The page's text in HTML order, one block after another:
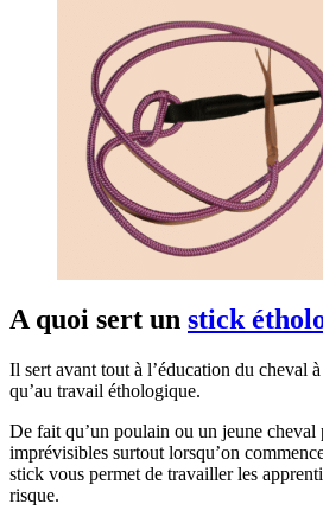
A quoi sert un stick
Il sert avant tout à l’éducation du cheval
qu’au travail éthologique.
De fait qu’un poulain ou un jeune cheval
imprévisibles surtout lorsqu’on
stick vous permet de travailler les
risque.